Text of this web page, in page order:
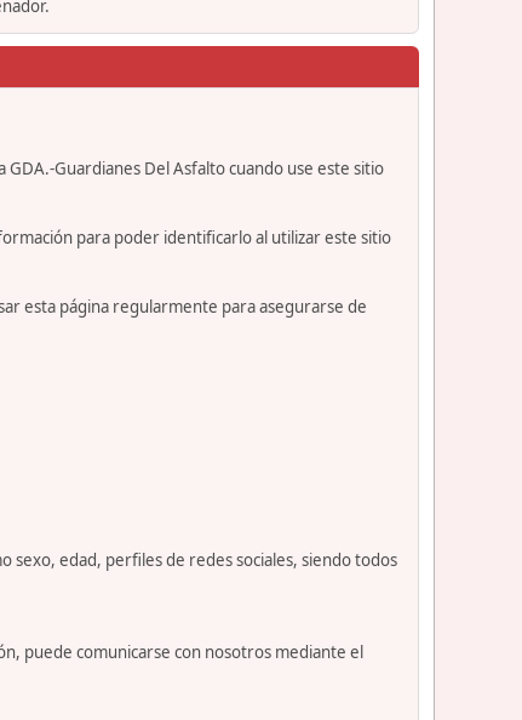
Guardianes Del Asfalto cuando use este sitio
para poder identificarlo al utilizar este sitio
esta página regularmente para asegurarse de
edad, perfiles de redes sociales, siendo todos
puede comunicarse con nosotros mediante el